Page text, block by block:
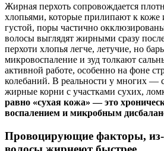
Жирная перхоть сопровождается
хлопьями, которые прилипают к коже
густой, поры частично
волосы выглядят жирными сразу
перхоти хлопья легче, летучие, но
микровоспаление и зуд толкают
активной работе, особенно на фоне
колебаний. В реальности у многих —
жирные корни с участками сухих,
равно «сухая кожа» — это
воспалением и микробным
Провоцирующие факторы,